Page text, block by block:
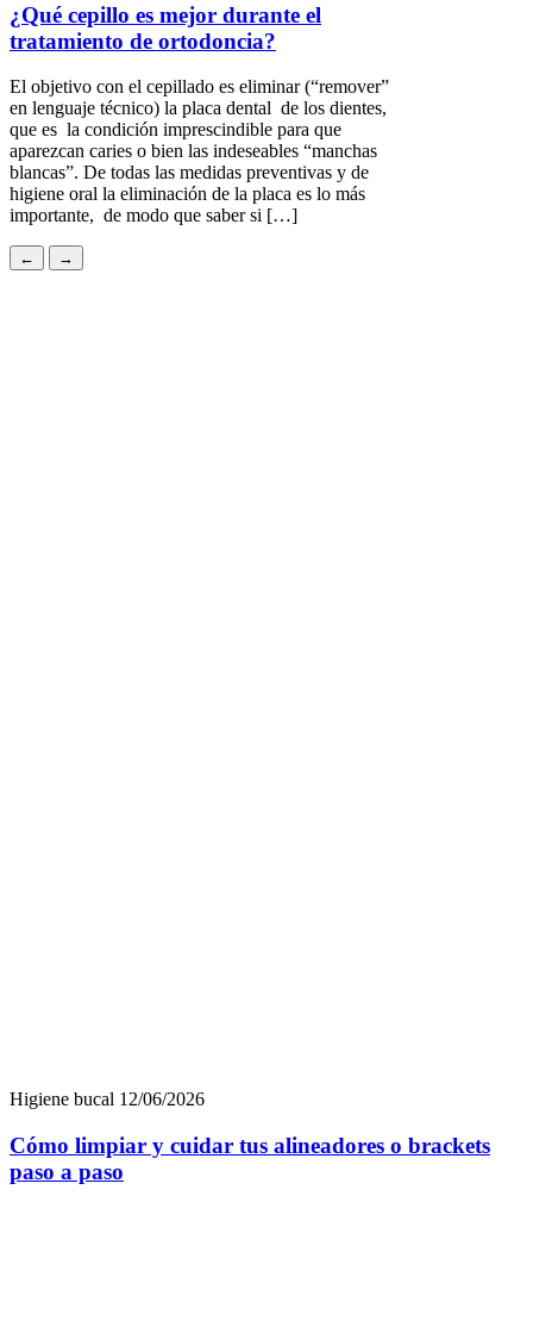
¿Qué cepillo es mejor durante el
tratamiento de ortodoncia?
El objetivo con el cepillado es eliminar (“remover”
en lenguaje técnico) la placa dental de los dientes,
que es la condición imprescindible para que
aparezcan caries o bien las indeseables “manchas
blancas”. De todas las medidas preventivas y de
higiene oral la eliminación de la placa es lo más
importante, de modo que saber si […]
← →
Higiene bucal 12/06/2026
Cómo limpiar y cuidar tus alineadores o brackets
paso a paso